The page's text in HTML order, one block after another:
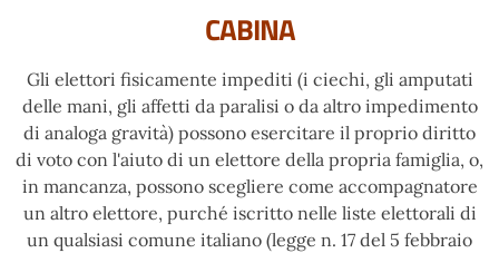
CABINA
Gli elettori fisicamente impediti (i ciechi, gli amputati
delle mani, gli affetti da paralisi o da altro impedimento
di analoga gravità) possono esercitare il proprio diritto
di voto con l'aiuto di un elettore della propria famiglia, o,
in mancanza, possono scegliere come accompagnatore
un altro elettore, purché iscritto nelle liste elettorali di
un qualsiasi comune italiano (legge n. 17 del 5 febbraio